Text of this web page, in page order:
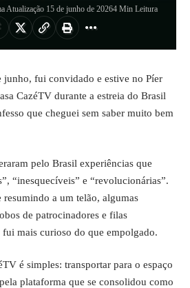
Atualização 15 de junho de 20264 Min Leitura
junho, fui convidado e estive no Píer
CazéTV durante a estreia do Brasil
que cheguei sem saber muito bem
pelo Brasil experiências que
“inesquecíveis” e “revolucionárias”.
resumindo a um telão, algumas
de patrocinadores e filas
fui mais curioso do que empolgado.
é simples: transportar para o espaço
plataforma que se consolidou como